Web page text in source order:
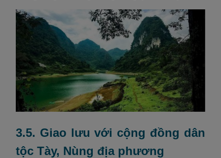
3.5. Giao lưu với cộng đồng dân
tộc Tày, Nùng địa phương